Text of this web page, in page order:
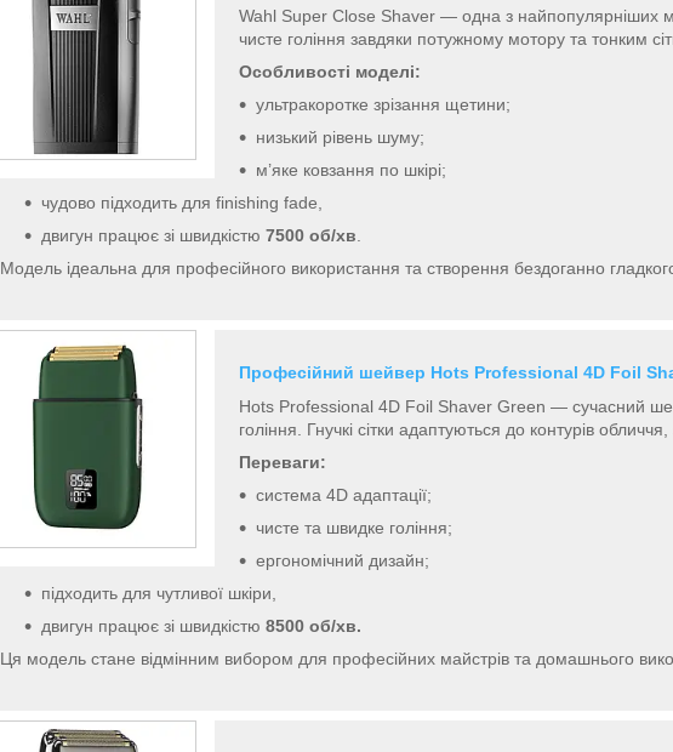
Wahl Super Close Shaver — одна з найпопулярніших
чисте гоління завдяки потужному мотору та тонким
Особливості моделі:
ультракоротке зрізання щетини;
низький рівень шуму;
м’яке ковзання по шкірі;
чудово підходить для finishing fade,
двигун працює зі швидкістю 7500 об/хв
Модель ідеальна для професійного використання та створення бездоганно
Професійний шейвер Hots Professional 4D Foil
Hots Professional 4D Foil Shaver Green — сучасний
гоління. Гнучкі сітки адаптуються до контурів
Переваги:
система 4D адаптації;
чисте та швидке гоління;
ергономічний дизайн;
підходить для чутливої шкіри,
двигун працює зі швидкістю 8500 об/хв.
Ця модель стане відмінним вибором для професійних майстрів та домашнього